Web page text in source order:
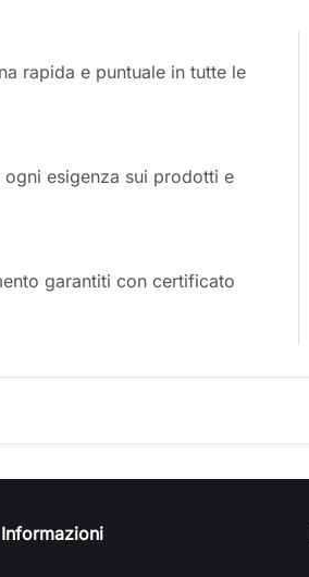
rapida e puntuale in tutte le
esigenza sui prodotti e
garantiti con certificato
Informazioni